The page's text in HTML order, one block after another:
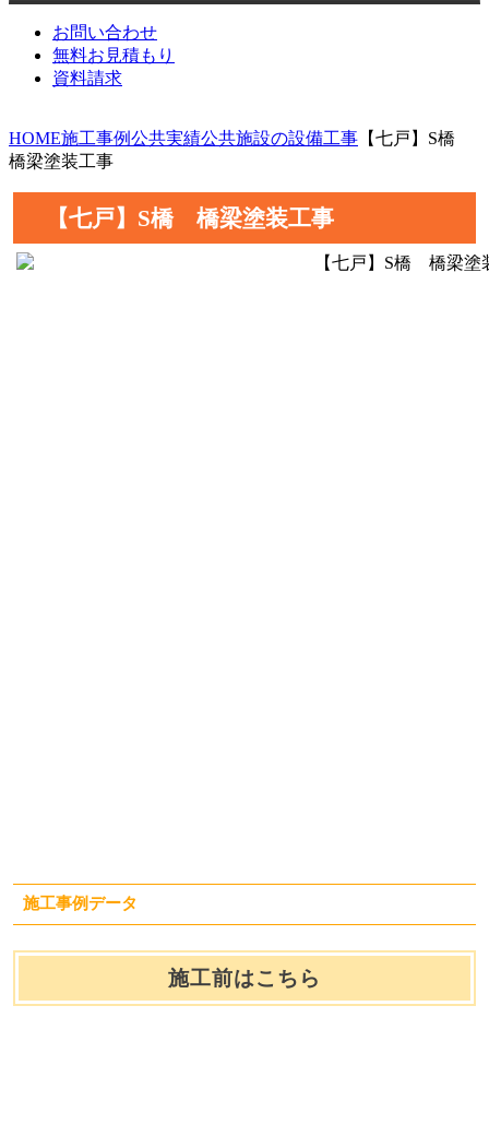
お問い合わせ
無料お見積もり
資料請求
HOME施工事例公共実績公共施設の設備工事 【七戸】S橋
橋梁塗装工事
【七戸】S橋 橋梁塗装工事
施工事例データ
施工前はこちら